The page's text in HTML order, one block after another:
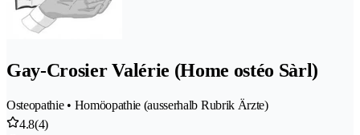
Gay-Crosier Valérie (Home ostéo Sàrl)
Osteopathie • Homöopathie (ausserhalb Rubrik Ärzte)
4.8(4)